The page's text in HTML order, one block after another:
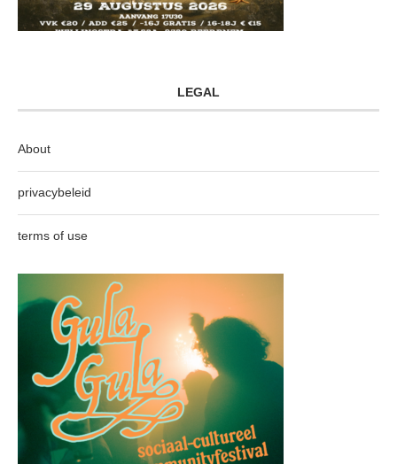
LEGAL
About
privacybeleid
terms of use